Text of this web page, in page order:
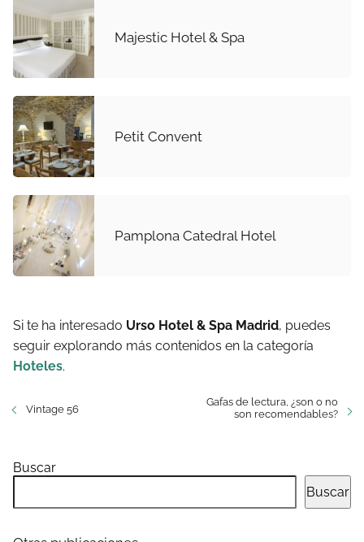
Majestic Hotel & Spa
Petit Convent
Pamplona Catedral Hotel
Si te ha interesado Urso Hotel & Spa Madrid, puedes
seguir explorando más contenidos en la categoría
Hoteles.
Vintage 56
Gafas de lectura, ¿son o no
son recomendables?
Buscar
Buscar